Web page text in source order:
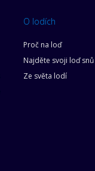
O lodích
Proč na loď
Najděte svoji loď snů
Ze světa lodí